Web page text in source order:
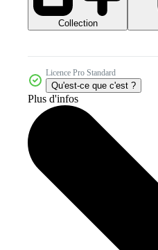
Collection
Licence Pro Standard
Qu'est-ce que c'est ?
Plus d'infos